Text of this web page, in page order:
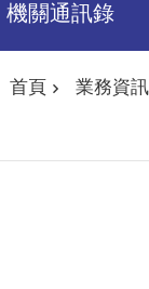
機關通訊錄
首頁 業務資訊